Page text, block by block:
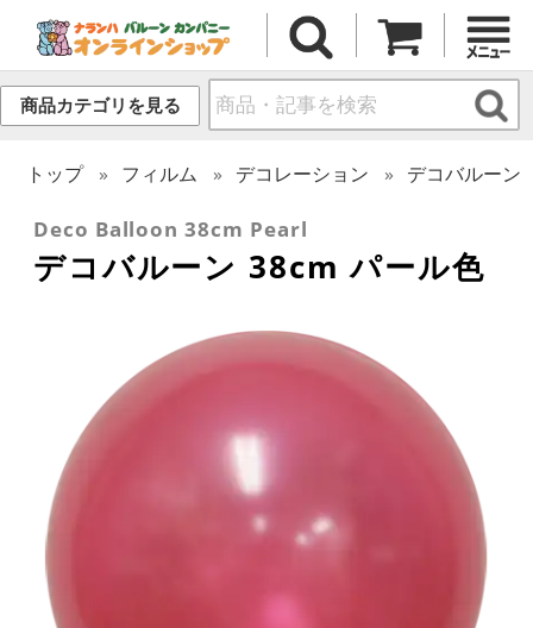
商品カテゴリを見る
トップ フィルム デコレーション デコバルーン
Deco Balloon 38cm Pearl
デコバルーン 38cm パール色